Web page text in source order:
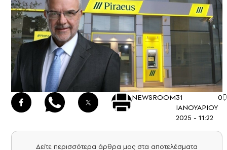
NEWSROOM31
ΙΑΝΟΥΑΡΙΟΥ
2025 - 11:22
0
Δείτε περισσότερα άρθρα μας στα αποτελέσματα